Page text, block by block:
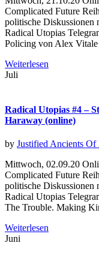
Complicated Future
politische Diskussionen
Radical Utopias
Policing von Alex
Weiterlesen
Juli
Radical Utopias #4 –
Haraway (online)
by Justified Ancients
Mittwoch, 02.09.20
Complicated Future
politische Diskussionen
Radical Utopias
The Trouble. Making
Weiterlesen
Juni